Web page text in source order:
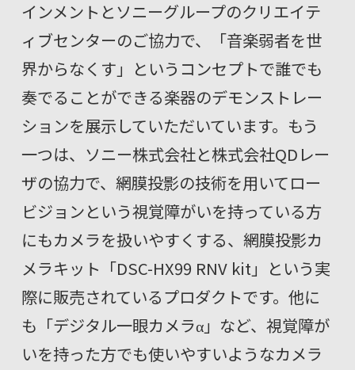
インメントとソニーグループのクリエイテ
ィブセンターのご協力で、「音楽弱者を世
界からなくす」というコンセプトで誰でも
奏でることができる楽器のデモンストレー
ションを展示していただいています。もう
一つは、ソニー株式会社と株式会社QDレー
ザの協力で、網膜投影の技術を用いてロー
ビジョンという視覚障がいを持っている方
にもカメラを扱いやすくする、網膜投影カ
メラキット「DSC-HX99 RNV kit」という実
際に販売されているプロダクトです。他に
も「デジタル一眼カメラα」など、視覚障が
いを持った方でも使いやすいようなカメラ